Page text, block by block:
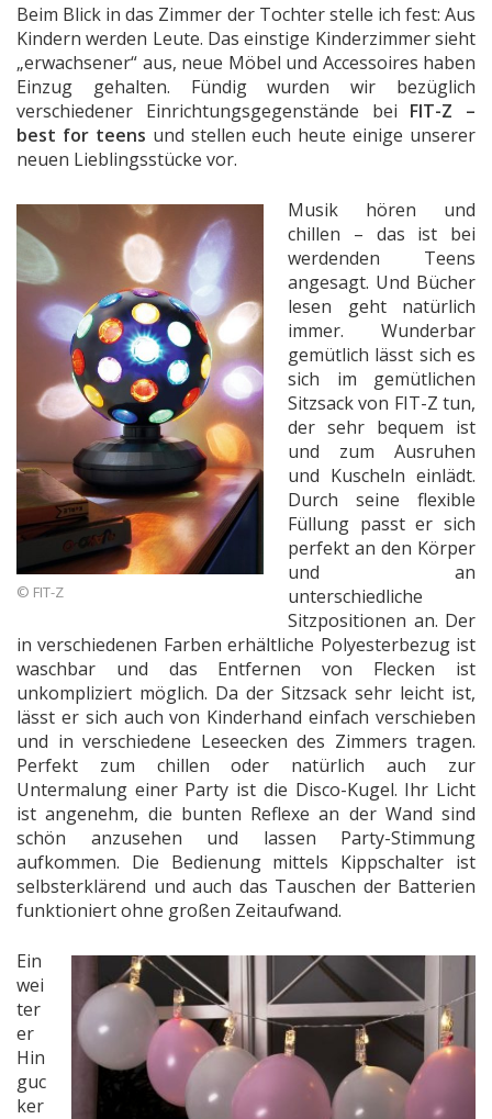
Beim Blick in das Zimmer der Tochter stelle ich fest: Aus
Kindern werden Leute. Das einstige Kinderzimmer sieht
„erwachsener“ aus, neue Möbel und Accessoires haben
Einzug gehalten. Fündig wurden wir bezüglich
verschiedener Einrichtungsgegenstände bei FIT-Z –
best for teens und stellen euch heute einige unserer
neuen Lieblingsstücke vor.
© FIT-Z
Musik hören und
chillen – das ist bei
werdenden Teens
angesagt. Und Bücher
lesen geht natürlich
immer. Wunderbar
gemütlich lässt sich es
sich im gemütlichen
Sitzsack von FIT-Z tun,
der sehr bequem ist
und zum Ausruhen
und Kuscheln einlädt.
Durch seine flexible
Füllung passt er sich
perfekt an den Körper
und an
unterschiedliche
Sitzpositionen an. Der
in verschiedenen Farben erhältliche Polyesterbezug ist
waschbar und das Entfernen von Flecken ist
unkompliziert möglich. Da der Sitzsack sehr leicht ist,
lässt er sich auch von Kinderhand einfach verschieben
und in verschiedene Leseecken des Zimmers tragen.
Perfekt zum chillen oder natürlich auch zur
Untermalung einer Party ist die Disco-Kugel. Ihr Licht
ist angenehm, die bunten Reflexe an der Wand sind
schön anzusehen und lassen Party-Stimmung
aufkommen. Die Bedienung mittels Kippschalter ist
selbsterklärend und auch das Tauschen der Batterien
funktioniert ohne großen Zeitaufwand.
Ein
wei
ter
er
Hin
guc
ker